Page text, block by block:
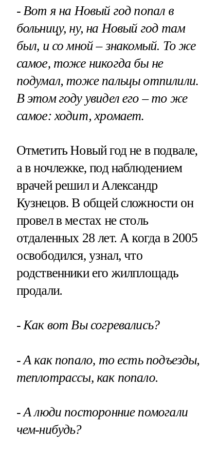
- Вот я на Новый год попал в
больницу, ну, на Новый год там
был, и со мной – знакомый. То же
самое, тоже никогда бы не
подумал, тоже пальцы отпилили.
В этом году увидел его – то же
самое: ходит, хромает.
Отметить Новый год не в подвале,
а в ночлежке, под наблюдением
врачей решил и Александр
Кузнецов. В общей сложности он
провел в местах не столь
отдаленных 28 лет. А когда в 2005
освободился, узнал, что
родственники его жилплощадь
продали.
- Как вот Вы согревались?
- А как попало, то есть подъезды,
теплотрассы, как попало.
- А люди посторонние помогали
чем-нибудь?